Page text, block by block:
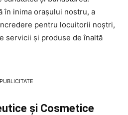
în inima orașului nostru, a
pentru locuitorii noștri,
servicii și produse de înaltă
PUBLICITATE
și Cosmetice